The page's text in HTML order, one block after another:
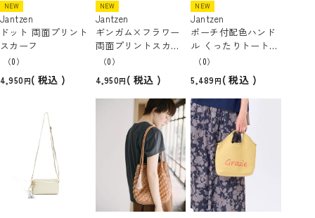
NEW
Jantzen
ドット 両面プリント
スカーフ
（0）
4,950 税込
NEW
Jantzen
ギンガム×フラワー
両面プリントスカー
フ（0）
4,950 税込
NEW
Jantzen
ポーチ付配色ハンド
ル くったりトートバ
ック [A4対応]
（0）
5,489 税込